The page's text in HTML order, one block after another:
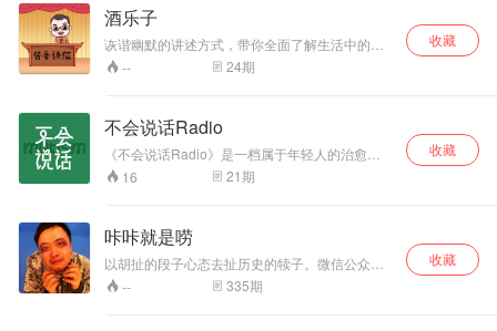
酒乐子
诙谐幽默的讲述方式，带你全面了解生活中的酒
知识~
-- 24期
收藏
不会说话Radio
《不会说话Radio》是一档属于年轻人的治愈系
谈话播客，聊年轻人的欢乐与悲伤、理想和希
望，面对这所有，不会说话陪你说说话。
16 21期
收藏
咔咔就是唠
以胡扯的段子心态去扯历史的犊子。微信公众
号：laokexiu
-- 335期
收藏